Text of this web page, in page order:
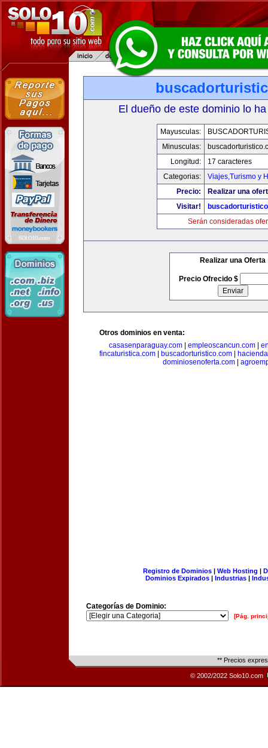
El dueño de este dominio lo
Mayusculas:
Minusculas:
Longitud:
17 caracteres
Categorias:
Viajes,Turismo y
Precio:
Realizar una
Visitar!
Serán consideradas
Realizar una Oferta
Precio Ofrecido $
Otros dominios en venta:
casasenparaguay.com| empleoscancun.com|
fincaturistica.com
buscadorturistico.com
dominiosenoferta.com|
Registro de Dominios| Web Hosting |
Dominios Expirados | Industrias |
Categorías de Dominio:
[Pág.
** Precios
© 2002/2022 Solo10.com